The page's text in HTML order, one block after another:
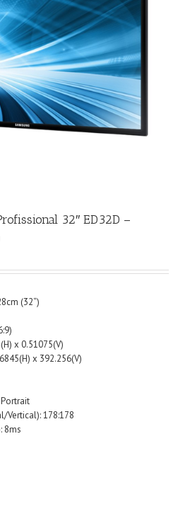
32″ ED32D –
(32“)
x 0.51075(V)
x 392.256(V)
Vertical): 178:178
8ms